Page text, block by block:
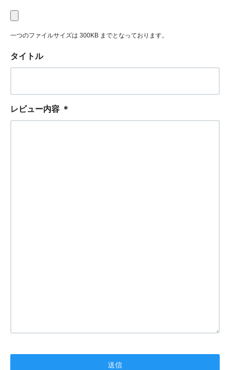
一つのファイルサイズは 300KB までとなっております。
タイトル
レビュー内容 ＊